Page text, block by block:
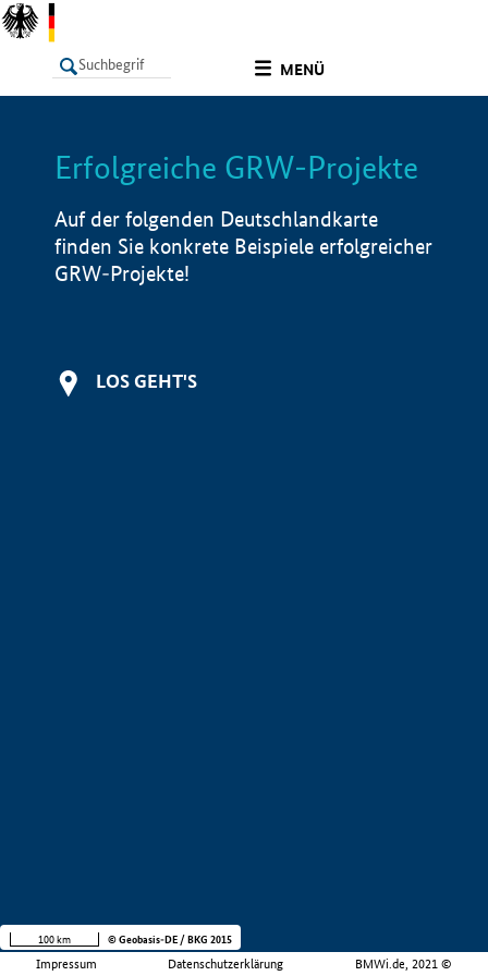
MENÜ
LISTE Info
Erfolgreiche GRW-Projekte
Auf der folgenden Deutschlandkarte
finden Sie konkrete Beispiele erfolgreicher
GRW-Projekte!
LOS GEHT'S
Impressum Datenschutzerklärung BMWi.de, 2021 ©
100 km © Geobasis-DE / BKG 2015